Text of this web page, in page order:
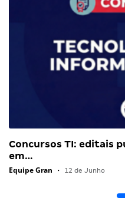
Concursos TI: editais
em…
Equipe Gran • 12 de Junho